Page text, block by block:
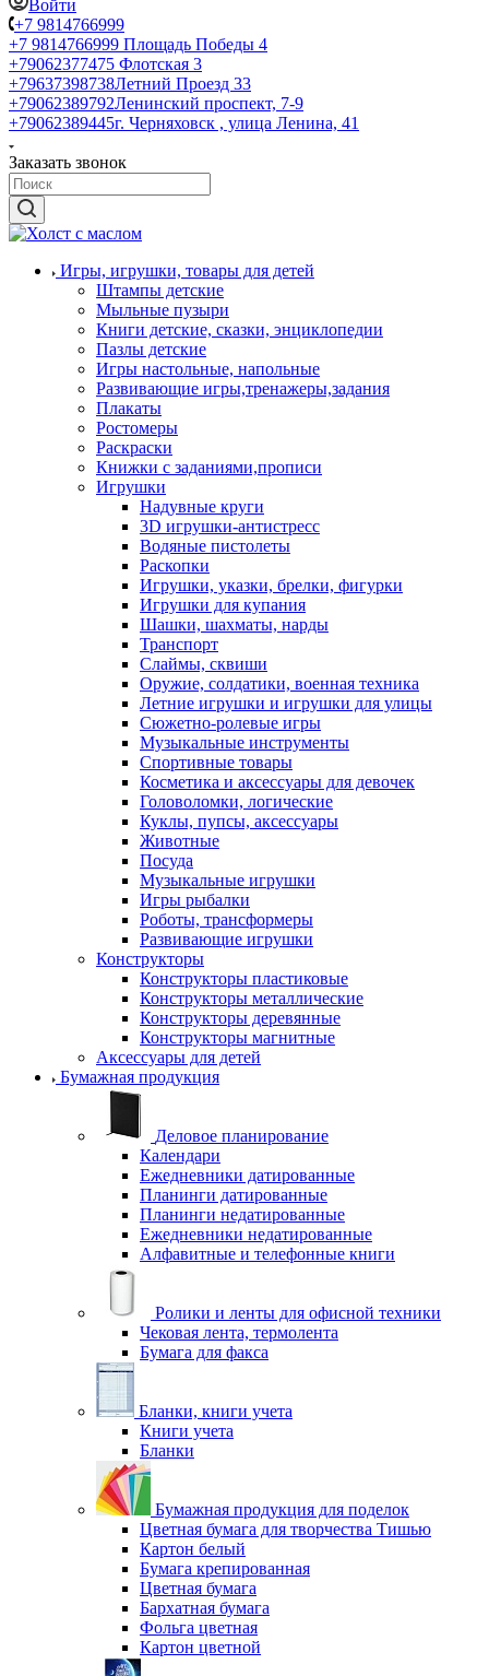
Войти
+7 9814766999
+7 9814766999 Площадь Победы 4
+79062377475 Флотская 3
+79637398738Летний Проезд 33
+79062389792Ленинский проспект, 7-9
+79062389445г. Черняховск , улица Ленина, 41
Заказать звонок
Игры, игрушки, товары для детей
Штампы детские
Мыльные пузыри
Книги детские, сказки, энциклопедии
Пазлы детские
Игры настольные, напольные
Развивающие игры,тренажеры,задания
Плакаты
Ростомеры
Раскраски
Книжки с заданиями,прописи
Игрушки
Надувные круги
3D игрушки-антистресс
Водяные пистолеты
Раскопки
Игрушки, указки, брелки, фигурки
Игрушки для купания
Шашки, шахматы, нарды
Транспорт
Слаймы, сквиши
Оружие, солдатики, военная техника
Летние игрушки и игрушки для улицы
Сюжетно-ролевые игры
Музыкальные инструменты
Спортивные товары
Косметика и аксессуары для девочек
Головоломки, логические
Куклы, пупсы, аксессуары
Животные
Посуда
Музыкальные игрушки
Игры рыбалки
Роботы, трансформеры
Развивающие игрушки
Конструкторы
Конструкторы пластиковые
Конструкторы металлические
Конструкторы деревянные
Конструкторы магнитные
Аксессуары для детей
Бумажная продукция
Деловое планирование
Календари
Ежедневники датированные
Планинги датированные
Планинги недатированные
Ежедневники недатированные
Алфавитные и телефонные книги
Ролики и ленты для офисной техники
Чековая лента, термолента
Бумага для факса
Бланки, книги учета
Книги учета
Бланки
Бумажная продукция для поделок
Цветная бумага для творчества Тишью
Картон белый
Бумага крепированная
Цветная бумага
Бархатная бумага
Фольга цветная
Картон цветной